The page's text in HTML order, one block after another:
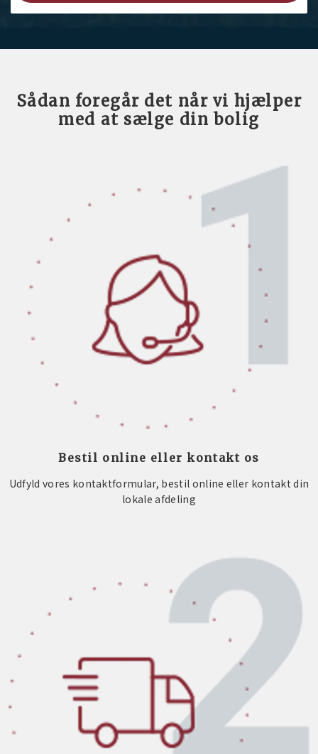
Sådan foregår det når vi hjælper
med at sælge din bolig
Bestil online eller kontakt os
Udfyld vores kontaktformular, bestil online eller kontakt din
lokale afdeling